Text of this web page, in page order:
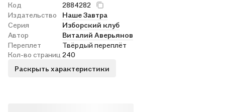
Код
2884282
Издательство
Наше Завтра
Серия
Изборский клуб
Автор
Виталий Аверьянов
Переплет
Твёрдый переплёт
Кол-во страниц 240
Раскрыть характеристики